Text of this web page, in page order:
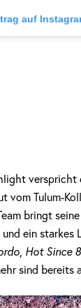
auf
verspricht
vom Tulum-
bringt
ein starkes
, Hot Since
sind bereits